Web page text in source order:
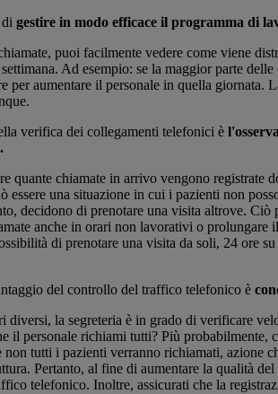
gestire in modo efficace il programma di
puoi facilmente vedere come viene
Ad esempio: se la maggior parte
per aumentare il personale in quella giornata.
verifica dei collegamenti telefonici è
quante chiamate in arrivo vengono registrate
essere una situazione in cui i pazienti non
decidono di prenotare una visita altrove. Ciò
anche in orari non lavorativi o prolungare
di prenotare una visita da soli, 24 ore
del controllo del traffico telefonico è
diversi, la segreteria è in grado di verificare
il personale richiami tutti? Più probabilmente,
tutti i pazienti verranno richiamati, azione
Pertanto, al fine di aumentare la qualità
telefonico. Inoltre, assicurati che la